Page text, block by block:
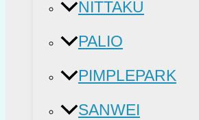
NITTAKU
PALIO
PIMPLEPARK
SANWEI